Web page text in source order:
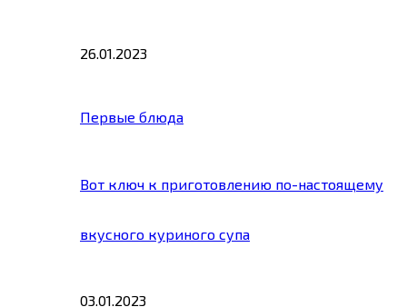
26.01.2023
Первые блюда
Вот ключ к приготовлению по-настоящему
вкусного куриного супа
03.01.2023